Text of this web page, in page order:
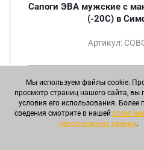
Сапоги ЭВА мужские с
(-20С) в
Артикул:
Круп. опт
1 726 р.
Опт
1 951
Мы используем файлы cookie.
просмотр страниц нашего сайта, вы
условия его использования. Более
сведения смотрите в нашей
персональных данных.